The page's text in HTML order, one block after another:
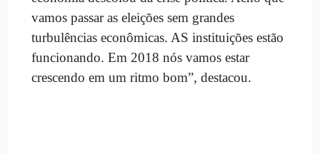
vamos passar as eleições sem grandes
turbulências econômicas. AS instituições estão
funcionando. Em 2018 nós vamos estar
crescendo em um ritmo bom”, destacou.